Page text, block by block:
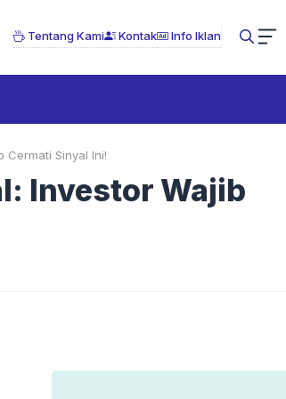
Tentang Kami Kontak Info Iklan
Cermati Sinyal Ini!
Investor Wajib